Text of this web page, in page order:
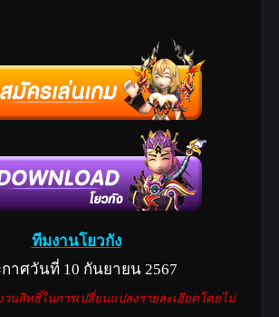
ทีมงานโยวกัง
าศวันที่ 10 กันยายน 2567
นสิทธิ์ในการเปลี่ยนแปลงรายละเอียดโดยไม่